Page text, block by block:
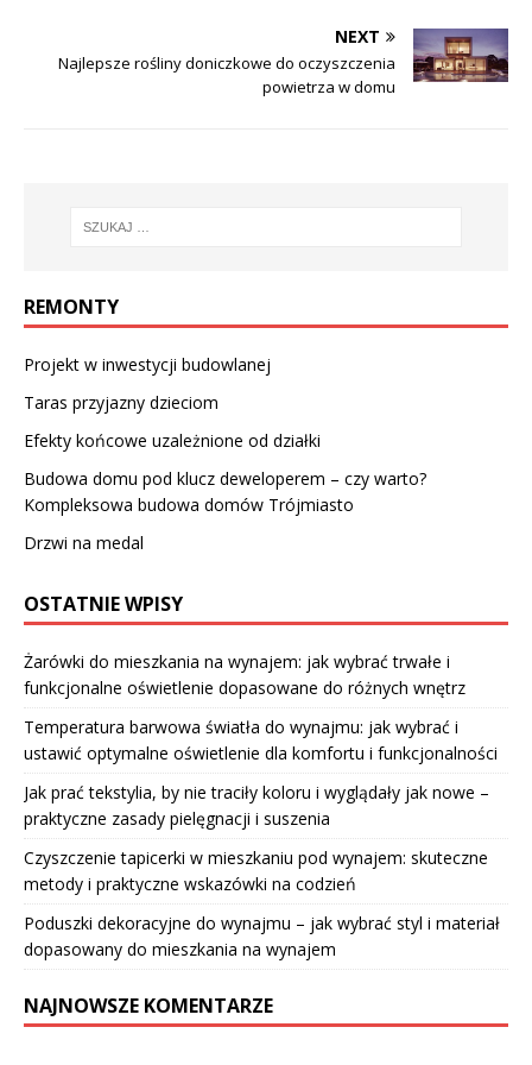
NEXT
Najlepsze rośliny doniczkowe do oczyszczenia
powietrza w domu
REMONTY
Projekt w inwestycji budowlanej
Taras przyjazny dzieciom
Efekty końcowe uzależnione od działki
Budowa domu pod klucz deweloperem – czy warto?
Kompleksowa budowa domów Trójmiasto
Drzwi na medal
OSTATNIE WPISY
Żarówki do mieszkania na wynajem: jak wybrać trwałe i
funkcjonalne oświetlenie dopasowane do różnych wnętrz
Temperatura barwowa światła do wynajmu: jak wybrać i
ustawić optymalne oświetlenie dla komfortu i funkcjonalności
Jak prać tekstylia, by nie traciły koloru i wyglądały jak nowe –
praktyczne zasady pielęgnacji i suszenia
Czyszczenie tapicerki w mieszkaniu pod wynajem: skuteczne
metody i praktyczne wskazówki na codzień
Poduszki dekoracyjne do wynajmu – jak wybrać styl i materiał
dopasowany do mieszkania na wynajem
NAJNOWSZE KOMENTARZE